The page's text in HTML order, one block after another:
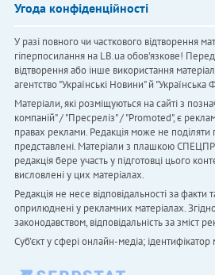
Угода конфіденційності
У разі повного чи часткового відтворення
гіперпосилання на LB.ua обов'язкове!
відтворення або інше використання
агентство "Українськi Новини" й "Українська
Матеріали, які розміщуються на сайті з
компаній" / "Пресреліз" / "Promoted", є
правах реклами. Редакція може не поділяти
представлені. Матеріали з плашкою
редакція бере участь у підготовці цього
висловлені у цих матеріалах.
Редакція не несе відповідальності за факти
оприлюднені у рекламних матеріалах.
законодавством, відповідальність за зміст
Cуб'єкт у сфері онлайн-медіа;